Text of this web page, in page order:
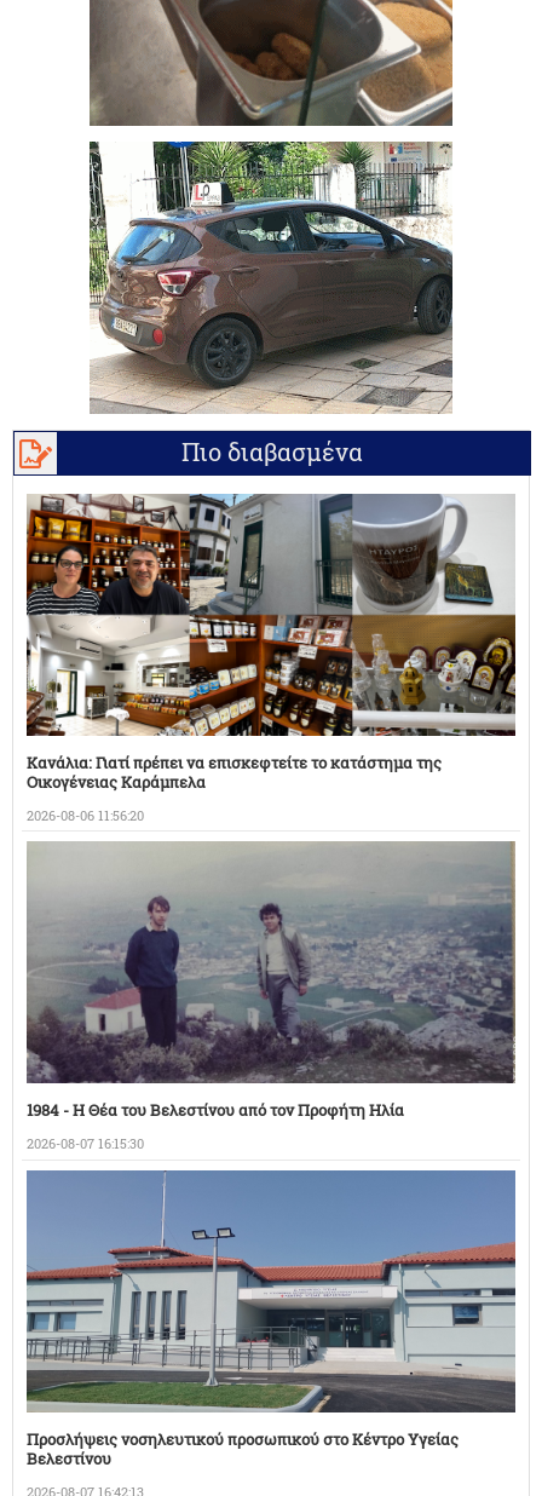
Πιο διαβασμένα
Κανάλια: Γιατί πρέπει να επισκεφτείτε το κατάστημα της
Οικογένειας Καράμπελα
2026-08-06 11:56:20
1984 - Η Θέα του Βελεστίνου από τον Προφήτη Ηλία
2026-08-07 16:15:30
Προσλήψεις νοσηλευτικού προσωπικού στο Κέντρο Υγείας
Βελεστίνου
2026-08-07 16:42:13